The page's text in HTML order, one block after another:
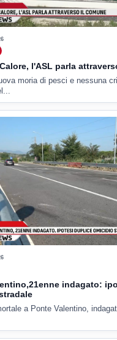
l'ASL parla
moria di pesci e nessuna
indagato:
a Ponte Valentino,